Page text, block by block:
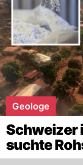
Geologe
Schweizer
suchte